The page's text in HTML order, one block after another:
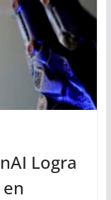
Logra